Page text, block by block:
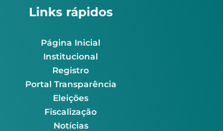
Links rápidos
Página Inicial
Institucional
Registro
Portal Transparência
Eleições
Fiscalização
Notícias